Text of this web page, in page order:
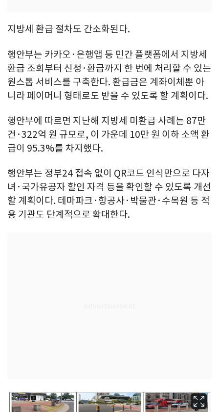
지방세 환급 절차도 간소화된다.
행안부는 카카오·은행앱 등 민간 플랫폼에서 지방세
환급 조회부터 신청·환급까지 한 번에 처리할 수 있는
원스톱 서비스를 구축한다. 환급금은 계좌이체뿐 아
니라 페이머니 형태로도 받을 수 있도록 할 계획이다.
행안부에 따르면 지난해 지방세 미환급 사례는 87만
건·322억 원 규모로, 이 가운데 10만 원 이하 소액 환
급이 95.3%를 차지했다.
행안부는 정부24 접속 없이 QR코드 인식만으로 다자
녀·국가유공자 할인 자격 등을 확인할 수 있도록 개선
할 계획이다. 테마파크·항공사·박물관·수목원 등 적
용 기관도 단계적으로 확대한다.